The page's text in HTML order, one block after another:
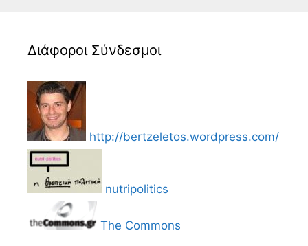
Διάφοροι Σύνδεσμοι
http://bertzeletos.wordpress.com/
nutripolitics
The Commons